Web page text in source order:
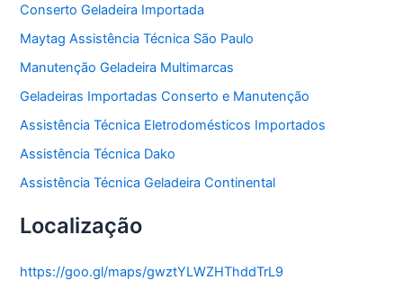
Conserto Geladeira Importada
Maytag Assistência Técnica São Paulo
Manutenção Geladeira Multimarcas
Geladeiras Importadas Conserto e Manutenção
Assistência Técnica Eletrodomésticos Importados
Assistência Técnica Dako
Assistência Técnica Geladeira Continental
Localização
https://goo.gl/maps/gwztYLWZHThddTrL9